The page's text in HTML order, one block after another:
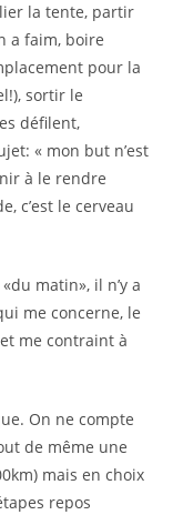
la tente, partir
a faim, boire
pour la
sortir le
défilent,
« mon but n’est
à le rendre
c’est le cerveau
matin», il n’y a
me concerne, le
me contraint à
On ne compte
de même une
mais en choix
repos